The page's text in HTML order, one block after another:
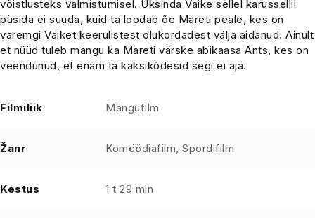
võistlusteks valmistumisel. Üksinda Vaike sellel karussellil
püsida ei suuda, kuid ta loodab õe Mareti peale, kes on
varemgi Vaiket keerulistest olukordadest välja aidanud. Ainult
et nüüd tuleb mängu ka Mareti värske abikaasa Ants, kes on
veendunud, et enam ta kaksikõdesid segi ei aja.
Filmiliik Mängufilm
Žanr Komöödiafilm, Spordifilm
Kestus 1 t 29 min